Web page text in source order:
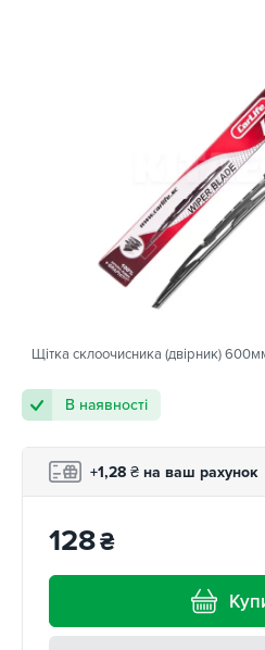
Щітка склоочисника (двірник)
В наявності
+1,28 ₴ на ваш рахунок
128₴